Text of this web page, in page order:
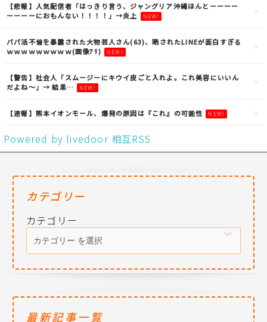
【悲報】人気配信者「はっきり言う、ジャングリア沖縄ほんとーーーー
ーーーーにおもんない！！！！」→炎上
NEW!
パパ活不倫を暴露された大物芸人さん(63)、晒されたLINEが面白すぎる
ｗｗｗｗｗｗｗｗｗ(画像ｱﾘ)
NEW!
【警告】社会人「スムージーにキウイ皮ごと入れよ。これ美容にいいん
だよね〜」→ 結果…
NEW!
【速報】熊本イオンモール、爆発の原因は『これ』の可能性 NEW!
Powered by livedoor 相互RSS
カテゴリー
カテゴリー
最新記事一覧